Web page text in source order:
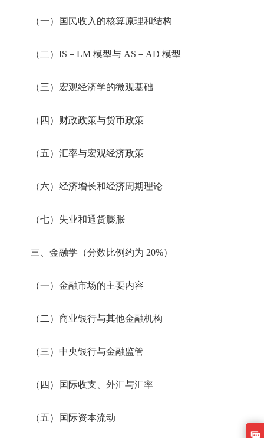
（一）国民收入的核算原理和结构
（二）IS－LM 模型与 AS－AD 模型
（三）宏观经济学的微观基础
（四）财政政策与货币政策
（五）汇率与宏观经济政策
（六）经济增长和经济周期理论
（七）失业和通货膨胀
三、金融学（分数比例约为 20%）
（一）金融市场的主要内容
（二）商业银行与其他金融机构
（三）中央银行与金融监管
（四）国际收支、外汇与汇率
（五）国际资本流动